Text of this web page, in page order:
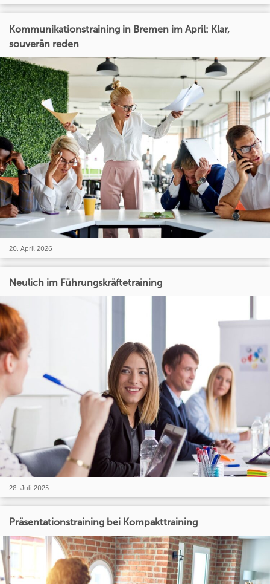
Kommunikationstraining in Bremen im April: Klar,
souverän reden
20. April 2026
Neulich im Führungskräftetraining
28. Juli 2025
Präsentationstraining bei Kompakttraining